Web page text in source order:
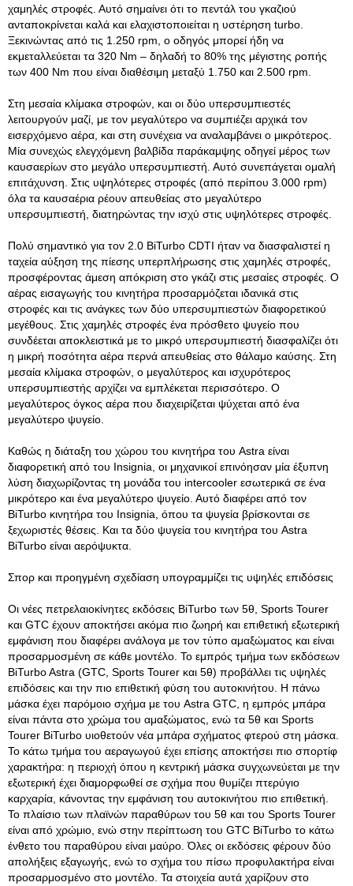
χαμηλές στροφές. Αυτό σημαίνει ότι το πεντάλ του γκαζιού
ανταποκρίνεται καλά και ελαχιστοποιείται η υστέρηση turbo.
Ξεκινώντας από τις 1.250 rpm, ο οδηγός μπορεί ήδη να
εκμεταλλεύεται τα 320 Nm – δηλαδή το 80% της μέγιστης ροπής
των 400 Nm που είναι διαθέσιμη μεταξύ 1.750 και 2.500 rpm.
Στη μεσαία κλίμακα στροφών, και οι δύο υπερσυμπιεστές
λειτουργούν μαζί, με τον μεγαλύτερο να συμπιέζει αρχικά τον
εισερχόμενο αέρα, και στη συνέχεια να αναλαμβάνει ο μικρότερος.
Μία συνεχώς ελεγχόμενη βαλβίδα παράκαμψης οδηγεί μέρος των
καυσαερίων στο μεγάλο υπερσυμπιεστή. Αυτό συνεπάγεται ομαλή
επιτάχυνση. Στις υψηλότερες στροφές (από περίπου 3.000 rpm)
όλα τα καυσαέρια ρέουν απευθείας στο μεγαλύτερο
υπερσυμπιεστή, διατηρώντας την ισχύ στις υψηλότερες στροφές.
Πολύ σημαντικό για τον 2.0 BiTurbo CDTI ήταν να διασφαλιστεί η
ταχεία αύξηση της πίεσης υπερπλήρωσης στις χαμηλές στροφές,
προσφέροντας άμεση απόκριση στο γκάζι στις μεσαίες στροφές. Ο
αέρας εισαγωγής του κινητήρα προσαρμόζεται ιδανικά στις
στροφές και τις ανάγκες των δύο υπερσυμπιεστών διαφορετικού
μεγέθους. Στις χαμηλές στροφές ένα πρόσθετο ψυγείο που
συνδέεται αποκλειστικά με το μικρό υπερσυμπιεστή διασφαλίζει ότι
η μικρή ποσότητα αέρα περνά απευθείας στο θάλαμο καύσης. Στη
μεσαία κλίμακα στροφών, ο μεγαλύτερος και ισχυρότερος
υπερσυμπιεστής αρχίζει να εμπλέκεται περισσότερο. Ο
μεγαλύτερος όγκος αέρα που διαχειρίζεται ψύχεται από ένα
μεγαλύτερο ψυγείο.
Καθώς η διάταξη του χώρου του κινητήρα του Astra είναι
διαφορετική από του Insignia, οι μηχανικοί επινόησαν μία έξυπνη
λύση διαχωρίζοντας τη μονάδα του intercooler εσωτερικά σε ένα
μικρότερο και ένα μεγαλύτερο ψυγείο. Αυτό διαφέρει από τον
BiTurbo κινητήρα του Insignia, όπου τα ψυγεία βρίσκονται σε
ξεχωριστές θέσεις. Και τα δύο ψυγεία του κινητήρα του Astra
BiTurbo είναι αερόψυκτα.
Σπορ και προηγμένη σχεδίαση υπογραμμίζει τις υψηλές επιδόσεις
Οι νέες πετρελαιοκίνητες εκδόσεις BiTurbo των 5θ, Sports Tourer
και GTC έχουν αποκτήσει ακόμα πιο ζωηρή και επιθετική εξωτερική
εμφάνιση που διαφέρει ανάλογα με τον τύπο αμαξώματος και είναι
προσαρμοσμένη σε κάθε μοντέλο. Το εμπρός τμήμα των εκδόσεων
BiTurbo Astra (GTC, Sports Tourer και 5θ) προβάλλει τις υψηλές
επιδόσεις και την πιο επιθετική φύση του αυτοκινήτου. Η πάνω
μάσκα έχει παρόμοιο σχήμα με του Astra GTC, η εμπρός μπάρα
είναι πάντα στο χρώμα του αμαξώματος, ενώ τα 5θ και Sports
Tourer BiTurbo υιοθετούν νέα μπάρα σχήματος φτερού στη μάσκα.
Το κάτω τμήμα του αεραγωγού έχει επίσης αποκτήσει πιο σπορτίφ
χαρακτήρα: η περιοχή όπου η κεντρική μάσκα συγχωνεύεται με την
εξωτερική έχει διαμορφωθεί σε σχήμα που θυμίζει πτερύγιο
καρχαρία, κάνοντας την εμφάνιση του αυτοκινήτου πιο επιθετική.
Το πλαίσιο των πλαϊνών παραθύρων του 5θ και του Sports Tourer
είναι από χρώμιο, ενώ στην περίπτωση του GTC BiTurbo το κάτω
ένθετο του παραθύρου είναι μαύρο. Όλες οι εκδόσεις φέρουν δύο
απολήξεις εξαγωγής, ενώ το σχήμα του πίσω προφυλακτήρα είναι
προσαρμοσμένο στο μοντέλο. Τα στοιχεία αυτά χαρίζουν στο